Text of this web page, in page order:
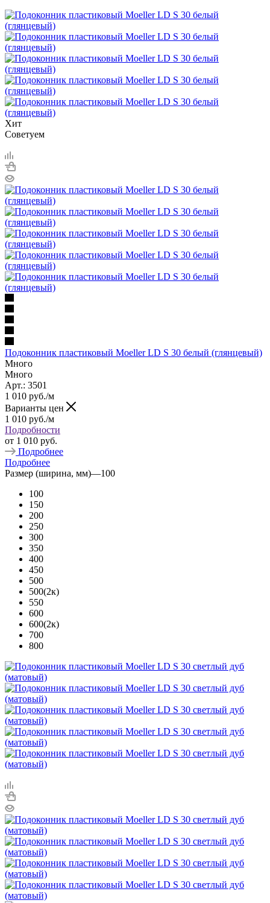
Хит
Советуем
Подоконник пластиковый Moeller LD S 30 белый (глянцевый)
Много
Много
Арт.: 3501
1 010 руб./м
Варианты цен
1 010 руб./м
Подробности
от 1 010 руб.
Подробнее
Подробнее
Размер (ширина, мм)—100
100
150
200
250
300
350
400
450
500
500(2к)
550
600
600(2к)
700
800